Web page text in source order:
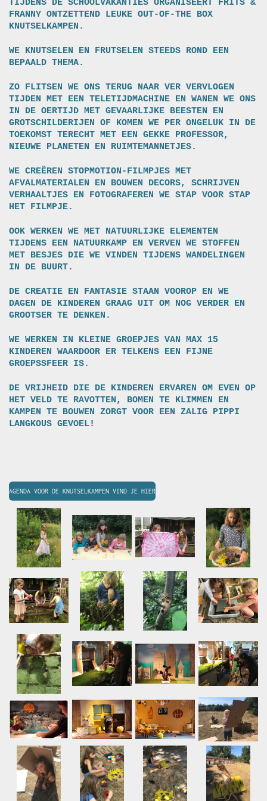
TIJDENS DE SCHOOLVAKANTIES ORGANISEERT FRITS &
FRANNY ONTZETTEND LEUKE OUT-OF-THE BOX
KNUTSELKAMPEN.
WE KNUTSELEN EN FRUTSELEN STEEDS ROND EEN
BEPAALD THEMA.
ZO FLITSEN WE ONS TERUG NAAR VER VERVLOGEN
TIJDEN MET EEN TELETIJDMACHINE EN WANEN WE ONS
IN DE OERTIJD MET GEVAARLIJKE BEESTEN EN
GROTSCHILDERIJEN OF KOMEN WE PER ONGELUK IN DE
TOEKOMST TERECHT MET EEN GEKKE PROFESSOR,
NIEUWE PLANETEN EN RUIMTEMANNETJES.
WE CREËREN STOPMOTION-FILMPJES MET
AFVALMATERIALEN EN BOUWEN DECORS, SCHRIJVEN
VERHAALTJES EN FOTOGRAFEREN WE STAP VOOR STAP
HET FILMPJE.
OOK WERKEN WE MET NATUURLIJKE ELEMENTEN
TIJDENS EEN NATUURKAMP EN VERVEN WE STOFFEN
MET BESJES DIE WE VINDEN TIJDENS WANDELINGEN
IN DE BUURT.
DE CREATIE EN FANTASIE STAAN VOOROP EN WE
DAGEN DE KINDEREN GRAAG UIT OM NOG VERDER EN
GROOTSER TE DENKEN.
WE WERKEN IN KLEINE GROEPJES VAN MAX 15
KINDEREN WAARDOOR ER TELKENS EEN FIJNE
GROEPSSFEER IS.
DE VRIJHEID DIE DE KINDEREN ERVAREN OM EVEN OP
HET VELD TE RAVOTTEN, BOMEN TE KLIMMEN EN
KAMPEN TE BOUWEN ZORGT VOOR EEN ZALIG PIPPI
LANGKOUS GEVOEL!
AGENDA VOOR DE KNUTSELKAMPEN VIND JE HIER